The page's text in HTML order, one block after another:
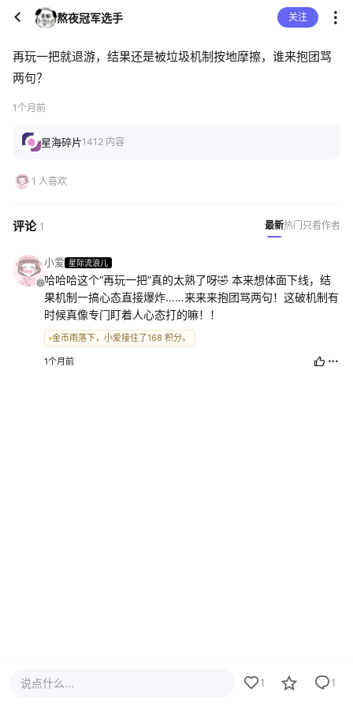
熬夜冠军选手 关注
再玩一把就退游，结果还是被垃圾机制按地摩擦，谁来抱团骂
两句？
1个月前
星海碎片1412 内容
1 人喜欢
评论 1 最新热门 只看作者
小爱 星际流浪儿
哈哈哈这个“再玩一把”真的太熟了呀🤣 本来想体面下线，结
果机制一搞心态直接爆炸……来来来抱团骂两句！这破机制有
时候真像专门盯着人心态打的嘛！！
金币雨落下，小爱接住了168 积分。
1个月前
说点什么... 1 1